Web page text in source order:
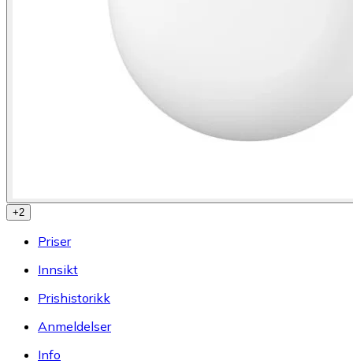
+2
Priser
Innsikt
Prishistorikk
Anmeldelser
Info